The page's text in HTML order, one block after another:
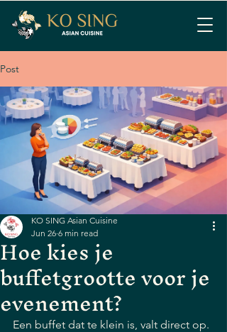
Post
Hoe kies je
buffetgrootte voor je
evenement?
KO SING Asian Cuisine
Jun 26 6 min read
Een buffet dat te klein is, valt direct op.